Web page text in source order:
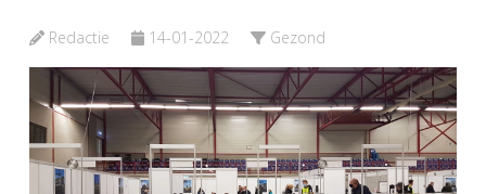
Redactie 14-01-2022 Gezond